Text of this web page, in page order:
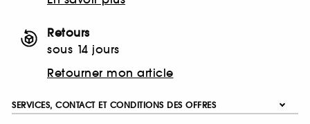
Retours
sous 14 jours
Retourner mon article
SERVICES, CONTACT ET CONDITIONS DES OFFRES